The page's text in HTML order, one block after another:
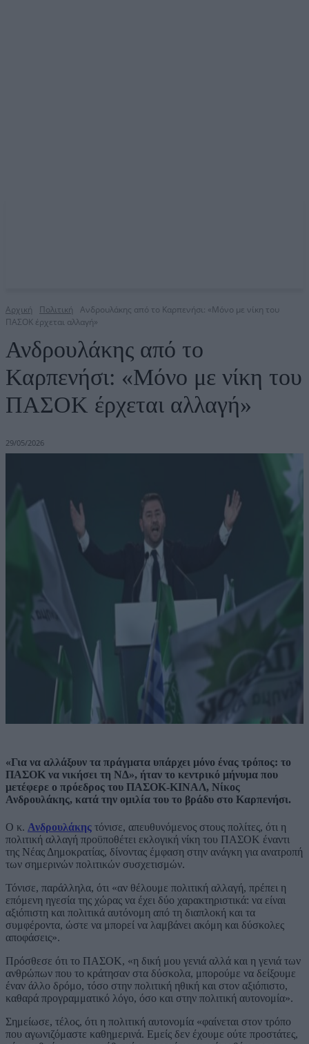
Αρχική Πολιτική
Ανδρουλάκης από το Καρπενήσι: «Μόνο με νίκη του
ΠΑΣΟΚ έρχεται αλλαγή»
Ανδρουλάκης από το
Καρπενήσι: «Μόνο με νίκη του
ΠΑΣΟΚ έρχεται αλλαγή»
29/05/2026
«Για να αλλάξουν τα πράγματα υπάρχει μόνο ένας τρόπος: το
ΠΑΣΟΚ να νικήσει τη ΝΔ», ήταν το κεντρικό μήνυμα που
μετέφερε ο πρόεδρος του ΠΑΣΟΚ-ΚΙΝΑΛ, Νίκος
Ανδρουλάκης, κατά την ομιλία του το βράδυ στο Καρπενήσι.
Ο κ. Ανδρουλάκης τόνισε, απευθυνόμενος στους πολίτες, ότι η
πολιτική αλλαγή προϋποθέτει εκλογική νίκη του ΠΑΣΟΚ έναντι
της Νέας Δημοκρατίας, δίνοντας έμφαση στην ανάγκη για ανατροπή
των σημερινών πολιτικών συσχετισμών.
Τόνισε, παράλληλα, ότι «αν θέλουμε πολιτική αλλαγή, πρέπει η
επόμενη ηγεσία της χώρας να έχει δύο χαρακτηριστικά: να είναι
αξιόπιστη και πολιτικά αυτόνομη από τη διαπλοκή και τα
συμφέροντα, ώστε να μπορεί να λαμβάνει ακόμη και δύσκολες
αποφάσεις».
Πρόσθεσε ότι το ΠΑΣΟΚ, «η δική μου γενιά αλλά και η γενιά των
ανθρώπων που το κράτησαν στα δύσκολα, μπορούμε να δείξουμε
έναν άλλο δρόμο, τόσο στην πολιτική ηθική και στον αξιόπιστο,
καθαρά προγραμματικό λόγο, όσο και στην πολιτική αυτονομία».
Σημείωσε, τέλος, ότι η πολιτική αυτονομία «φαίνεται στον τρόπο
που αγωνιζόμαστε καθημερινά. Εμείς δεν έχουμε ούτε προστάτες,